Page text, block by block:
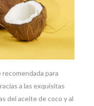
para
a las exquisitas
del aceite de coco y al